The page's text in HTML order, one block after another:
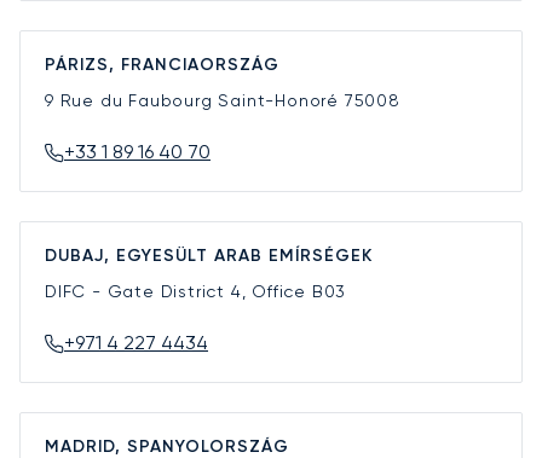
PÁRIZS, FRANCIAORSZÁG
9 Rue du Faubourg Saint-Honoré 75008
+33 1 89 16 40 70
DUBAJ, EGYESÜLT ARAB EMÍRSÉGEK
DIFC - Gate District 4, Office B03
+971 4 227 4434
MADRID, SPANYOLORSZÁG